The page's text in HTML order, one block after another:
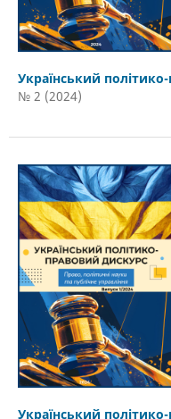
Український
№ 2 (2024)
Український